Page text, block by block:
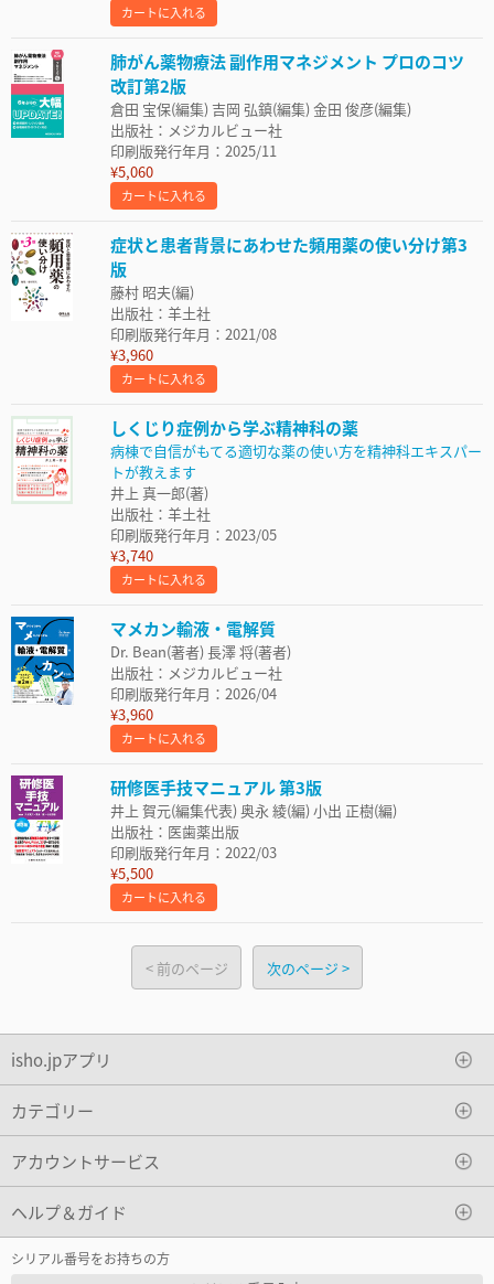
カートに入れる
肺がん薬物療法 副作用マネジメント プロのコツ
改訂第2版
倉田 宝保(編集) 吉岡 弘鎮(編集) 金田 俊彦(編集)
出版社：メジカルビュー社
印刷版発行年月：2025/11
¥5,060
カートに入れる
症状と患者背景にあわせた頻用薬の使い分け第3
版
藤村 昭夫(編)
出版社：羊土社
印刷版発行年月：2021/08
¥3,960
カートに入れる
しくじり症例から学ぶ精神科の薬
病棟で自信がもてる適切な薬の使い方を精神科エキスパー
トが教えます
井上 真一郎(著)
出版社：羊土社
印刷版発行年月：2023/05
¥3,740
カートに入れる
マメカン輸液・電解質
Dr. Bean(著者) 長澤 将(著者)
出版社：メジカルビュー社
印刷版発行年月：2026/04
¥3,960
カートに入れる
研修医手技マニュアル 第3版
井上 賀元(編集代表) 奥永 綾(編) 小出 正樹(編)
出版社：医歯薬出版
印刷版発行年月：2022/03
¥5,500
カートに入れる
前のページ 次のページ
isho.jpアプリ
カテゴリー
アカウントサービス
ヘルプ＆ガイド
シリアル番号をお持ちの方